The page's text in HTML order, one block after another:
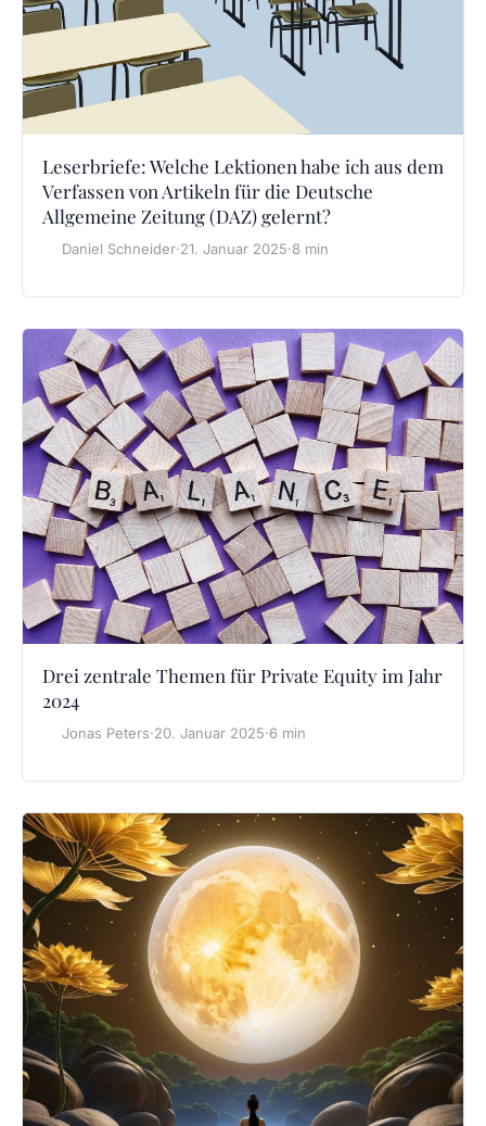
Leserbriefe: Welche Lektionen habe ich aus dem
Verfassen von Artikeln für die Deutsche
Allgemeine Zeitung (DAZ) gelernt?
Daniel Schneider·21. Januar 2025·8 min
Drei zentrale Themen für Private Equity im Jahr
2024
Jonas Peters·20. Januar 2025·6 min